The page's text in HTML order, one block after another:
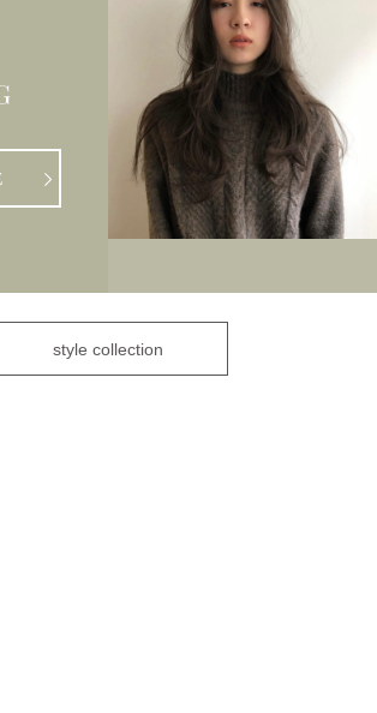
style collection